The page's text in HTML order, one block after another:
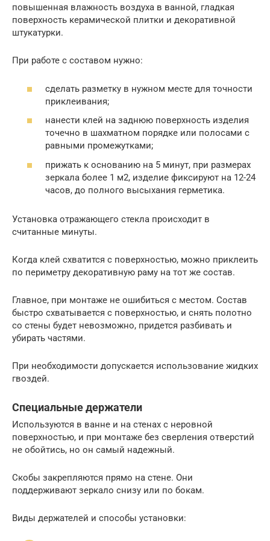
повышенная влажность воздуха в ванной, гладкая
поверхность керамической плитки и декоративной
штукатурки.
При работе с составом нужно:
сделать разметку в нужном месте для точности
приклеивания;
нанести клей на заднюю поверхность изделия
точечно в шахматном порядке или полосами с
равными промежутками;
прижать к основанию на 5 минут, при размерах
зеркала более 1 м2, изделие фиксируют на 12-24
часов, до полного высыхания герметика.
Установка отражающего стекла происходит в
считанные минуты.
Когда клей схватится с поверхностью, можно приклеить
по периметру декоративную раму на тот же состав.
Главное, при монтаже не ошибиться с местом. Состав
быстро схватывается с поверхностью, и снять полотно
со стены будет невозможно, придется разбивать и
убирать частями.
При необходимости допускается использование жидких
гвоздей.
Специальные держатели
Используются в ванне и на стенах с неровной
поверхностью, и при монтаже без сверления отверстий
не обойтись, но он самый надежный.
Скобы закрепляются прямо на стене. Они
поддерживают зеркало снизу или по бокам.
Виды держателей и способы установки: